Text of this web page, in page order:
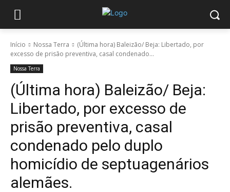
Início Nossa Terra
(Última hora) Baleizão/ Beja: Libertado, por
excesso de prisão preventiva, casal condenado...
Nossa Terra
(Última hora) Baleizão/ Beja:
Libertado, por excesso de
prisão preventiva, casal
condenado pelo duplo
homicídio de septuagenários
alemães.